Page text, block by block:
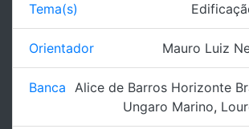
Tema(s)
Orientador Mauro Luiz
Banca Alice de Barros Horizonte
Ungaro Marino,